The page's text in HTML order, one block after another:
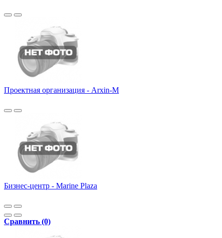
Проектная организация - Arxin-M
Бизнес-центр - Marine Plaza
Сравнить (0)